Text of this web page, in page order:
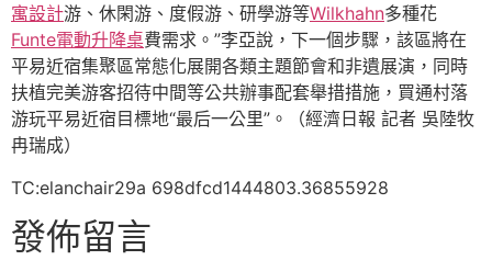
寓設計游、休閑游、度假游、研學游等Wilkhahn多種花
Funte電動升降桌費需求。”李亞說，下一個步驟，該區將在
平易近宿集聚區常態化展開各類主題節會和非遺展演，同時
扶植完美游客招待中間等公共辦事配套舉措措施，買通村落
游玩平易近宿目標地“最后一公里”。（經濟日報 記者 吳陸牧
冉瑞成）
TC:elanchair29a 698dfcd1444803.36855928
發佈留言